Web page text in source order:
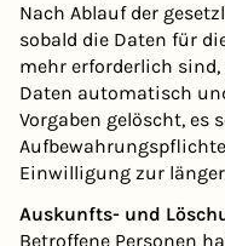
Nach Ablauf der
sobald die Daten für
mehr erforderlich sind,
Daten automatisch
Vorgaben gelöscht, es
Einwilligung zur
Auskunfts- und
Betroffene Personen